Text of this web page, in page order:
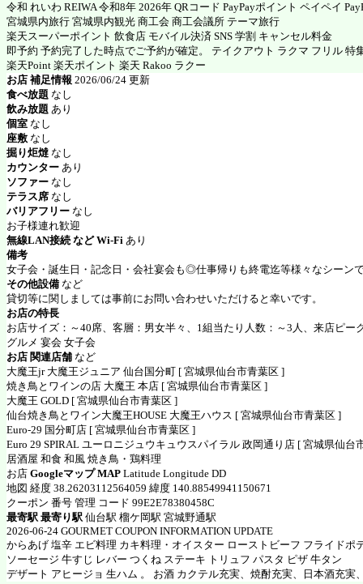
令和 れいわ REIWA 令和8年 2026年 QRコード PayPayポイント ペイペイ
宮城県内旅行 宮城県内観光 商工会 商工会議所 テーマ旅行
楽天スーパーポイント 飲食店 モバイル決済 SNS 学割 キャンセル料金
即予約 予約完了した時点でご予約が確定。 テイクアウト ラクマ フリル 特
楽天Point 楽天ポイント 楽天 Rakoo ラクー
お店 補足情報 2026/06/24 更新
食べ放題 なし
飲み放題 あり
個室 なし
座敷 なし
掘り炬燵 なし
カウンター あり
ソファー なし
テラス席 なし
バリアフリー なし
お子様連れ歓迎
無線LAN接続 など Wi-Fi あり
備考
女子会・誕生日・記念日・会社宴会も◎仕事帰りも終電迄等様々なシーン
その他設備 など
貸切等に関しましては事前にお問い合わせいただけると幸いです。
お店の特長
お店サイズ：～40席、客層：男女半々、1組当たり人数：～3人、来店ピー
グルメ 宴会 女子会
お店 関連店舗 など
大魔王jr 大魔王ジュニア 仙台国分町 [ 宮城県仙台市青葉区 ]
焼き鳥とワインの店 大魔王 本店 [ 宮城県仙台市青葉区 ]
大魔王 GOLD [ 宮城県仙台市青葉区 ]
仙台焼き鳥とワイン大魔王HOUSE 大魔王ハウス [ 宮城県仙台市青葉区 ]
Euro-29 国分町店 [ 宮城県仙台市青葉区 ]
Euro 29 SPIRAL ユーロニジュウキュウスパイラル 政岡通り店 [ 宮城県仙台
居酒屋 和食 和風 焼き鳥・鶏料理
お店 Googleマップ MAP Latitude Longitude DD
地図 経度 38.26203112564059 緯度 140.88549941150671
クーポン 番号 管理 コード 99E2E78380458C
最寄駅 最寄り駅 仙台駅 榴ケ岡駅 宮城野通駅
2026-06-24 GOURMET COUPON INFORMATION UPDATE
からあげ 塩辛 エビ料理 カキ料理・オイスター ローストビーフ フライドポ
ソーセージ 牛すじ レバー つくね ステーキ トリュフ パスタ ピザ 牛タン
デザート アヒージョ 生ハム 。 お酒 カクテル充実、焼酎充実、日本酒充実